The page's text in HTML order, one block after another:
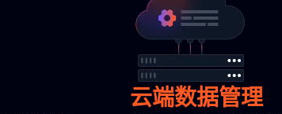
云端数据管理